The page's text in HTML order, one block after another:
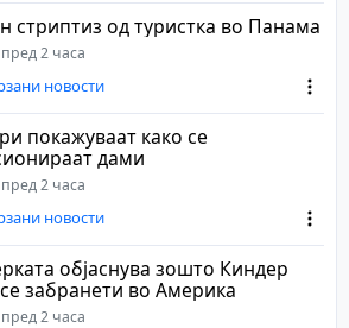
стриптиз од туристка во Панама
пред 2 часа
новости
покажуваат како се
дами
пред 2 часа
новости
објаснува зошто Киндер
се забранети во Америка
пред 2 часа